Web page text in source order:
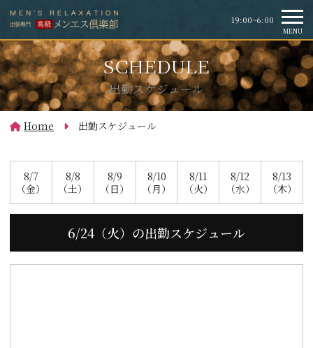
19:00~6:00
MENU
出勤スケジュール
Home 出勤スケジュール
8/7
（金）
8/8
（土）
8/9
（日）
8/10
（月）
8/11
（火）
8/12
（水）
8/13
（木）
6/24（火）の出勤スケジュール